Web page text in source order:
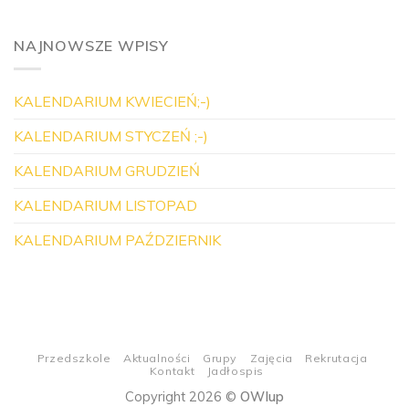
NAJNOWSZE WPISY
KALENDARIUM KWIECIEŃ;-)
KALENDARIUM STYCZEŃ ;-)
KALENDARIUM GRUDZIEŃ
KALENDARIUM LISTOPAD
KALENDARIUM PAŹDZIERNIK
Przedszkole Aktualności Grupy Zajęcia
Rekrutacja
Kontakt
Jadłospis
Copyright 2026 © OWIup